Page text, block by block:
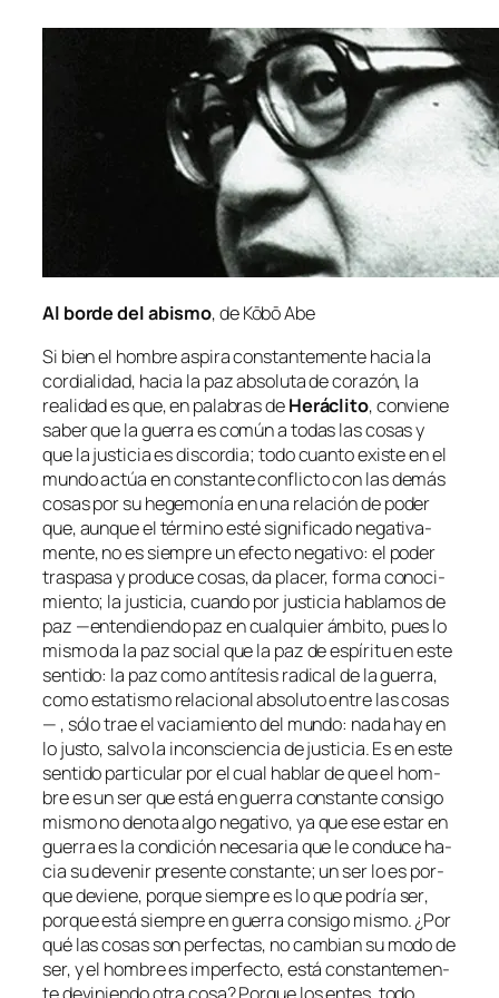
Al bor­de del abis­mo, de Kōbō Abe
Si bien el hom­bre as­pi­ra cons­tan­te­men­te ha­cia la
cor­dia­li­dad, ha­cia la paz ab­so­lu­ta de co­ra­zón, la
reali­dad es que, en pa­la­bras deHeráclito,con­vie­ne
sa­ber que la gue­rra es co­mún a to­das las co­sas y
que la jus­ti­cia es dis­cor­dia; to­do cuan­to exis­te en el
mun­do ac­túa en cons­tan­te con­flic­to con las de­más
co­sas por su he­ge­mo­nía en una re­la­ción de po­der
que, aun­que el tér­mino es­té sig­ni­fi­ca­do ne­ga­ti­va­
men­te, no es siem­pre un efec­to ne­ga­ti­vo: el po­der
tras­pa­sa y pro­du­ce co­sas, da pla­cer, for­ma co­no­ci­
mien­to; la jus­ti­cia, cuan­do por jus­ti­cia ha­bla­mos de
paz —en­ten­dien­do paz en cual­quier ám­bi­to, pues lo
mis­mo da la paz so­cial que la paz de es­pí­ri­tu en es­te
sen­ti­do: la paz co­mo an­tí­te­sis ra­di­cal de la gue­rra,
co­mo es­ta­tis­mo re­la­cio­nal ab­so­lu­to en­tre las co­sas
— , só­lo trae el va­cia­mien­to del mun­do: na­da hay en
lo jus­to, sal­vo la in­cons­cien­cia de jus­ti­cia. Es en es­te
sen­ti­do par­ti­cu­lar por el cual ha­blar de que el hom­
bre es un ser que es­tá en gue­rra cons­tan­te con­si­go
mis­mo no de­no­ta al­go ne­ga­ti­vo, ya que ese es­tar en
gue­rra es la con­di­ción ne­ce­sa­ria que le con­du­ce ha­
cia su de­ve­nir pre­sen­te cons­tan­te; un ser lo es por­
que de­vie­ne, por­que siem­pre eslo que po­dría ser,
por­que es­tá siem­pre en gue­rra con­si­go mis­mo. ¿Por
qué las co­sas son per­fec­tas, no cam­bian su mo­do de
ser, y el hom­bre es im­per­fec­to, es­tá cons­tan­te­men­
te de­vi­nien­do otra co­sa? Porque los en­tes, to­do